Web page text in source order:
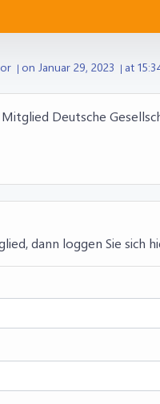
| on Januar 29, 2023 | at
Deutsche
dann loggen Sie sich